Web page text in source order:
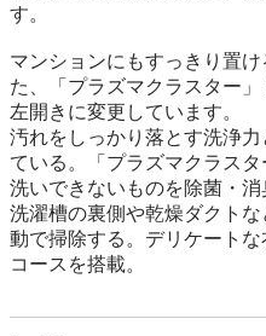
す。
マンションにもすっきり置
た、「プラズマクラスター
左開きに変更しています。
汚れをしっかり落とす洗浄
ている。「プラズマクラス
洗いできないものを除菌・消
洗濯槽の裏側や乾燥ダクト
動で掃除する。デリケート
コースを搭載。